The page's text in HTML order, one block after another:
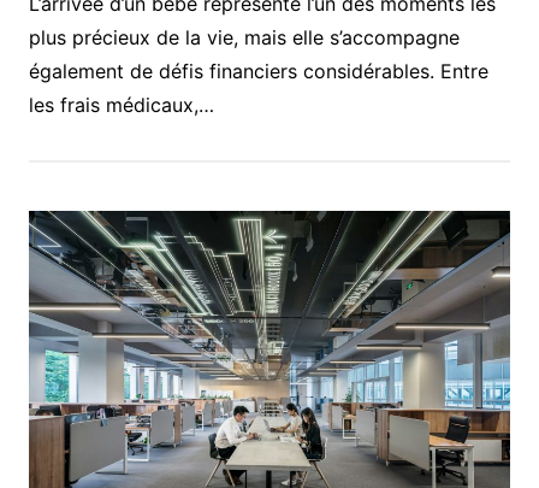
plus précieux de la vie, mais elle s’accompagne
également de défis financiers considérables. Entre
les frais médicaux,…